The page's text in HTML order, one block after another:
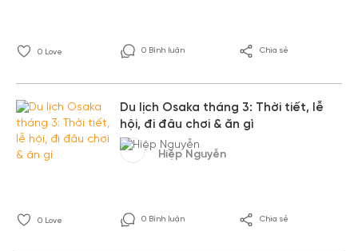
0 Love 0 Bình luận Chia sẻ
Du lịch Osaka tháng 3: Thời tiết, lễ
hội, đi đâu chơi & ăn gì
Hiệp Nguyễn
0 Love 0 Bình luận Chia sẻ